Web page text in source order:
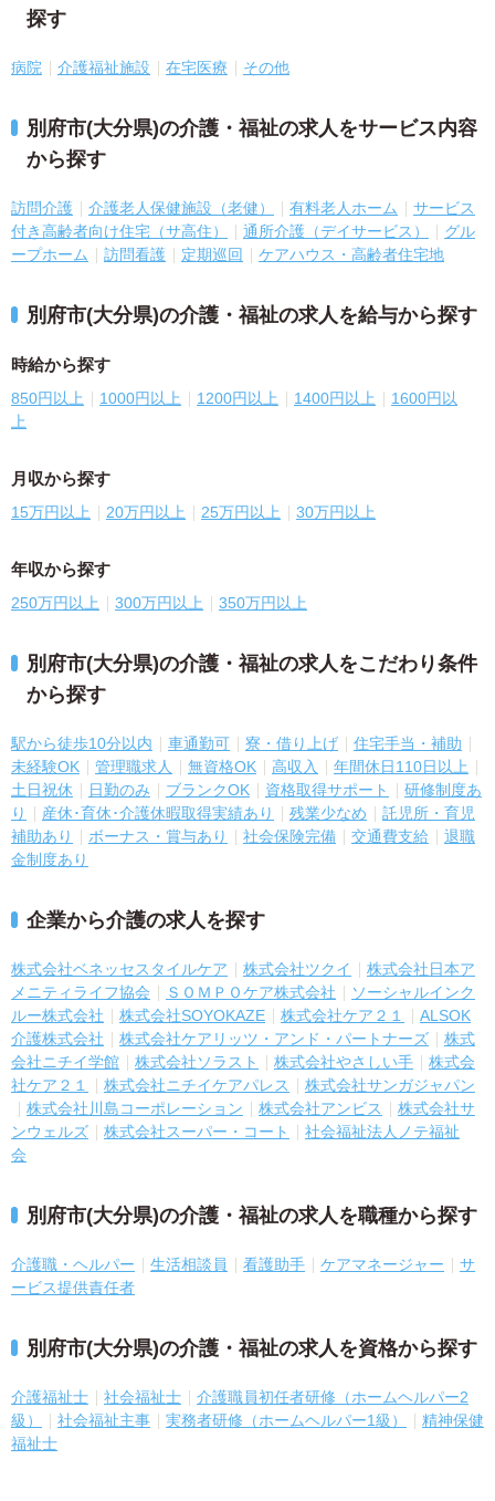
探す
病院 介護福祉施設 在宅医療 その他
別府市(大分県)の介護・福祉の求人をサービス内容
から探す
訪問介護 介護老人保健施設（老健） 有料老人ホーム
サービス
付き高齢者向け住宅（サ高住）
通所介護（デイサービス）
グル
ープホーム
訪問看護 定期巡回 ケアハウス・高齢者住宅地
別府市(大分県)の介護・福祉の求人を給与から探す
時給から探す
850円以上 1000円以上 1200円以上 1400円以上
1600円以
上
月収から探す
15万円以上 20万円以上 25万円以上 30万円以上
年収から探す
250万円以上 300万円以上 350万円以上
別府市(大分県)の介護・福祉の求人をこだわり条件
から探す
駅から徒歩10分以内 車通勤可 寮・借り上げ
住宅手当・補助
未経験OK
管理職求人 無資格OK 高収入
年間休日110日以上
土日祝休
日勤のみ ブランクOK 資格取得サポート
研修制度あ
り
産休･育休･介護休暇取得実績あり 残業少なめ
託児所・育児
補助あり
ボーナス・賞与あり 社会保険完備 交通費支給
退職
金制度あり
企業から介護の求人を探す
株式会社ベネッセスタイルケア 株式会社ツクイ
株式会社日本ア
メニティライフ協会
ＳＯＭＰＯケア株式会社
ソーシャルインク
ルー株式会社
株式会社SOYOKAZE 株式会社ケア２１
ALSOK
介護株式会社
株式会社ケアリッツ・アンド・パートナーズ
株式
会社ニチイ学館
株式会社ソラスト 株式会社やさしい手
株式会
社ケア２１
株式会社ニチイケアパレス
株式会社サンガジャパン
株式会社川島コーポレーション
株式会社アンビス
株式会社サ
ンウェルズ
株式会社スーパー・コート
社会福祉法人ノテ福祉
会
別府市(大分県)の介護・福祉の求人を職種から探す
介護職・ヘルパー 生活相談員 看護助手 ケアマネージャー
サ
ービス提供責任者
別府市(大分県)の介護・福祉の求人を資格から探す
介護福祉士 社会福祉士
介護職員初任者研修（ホームヘルパー2
級）
社会福祉主事 実務者研修（ホームヘルパー1級）
精神保健
福祉士